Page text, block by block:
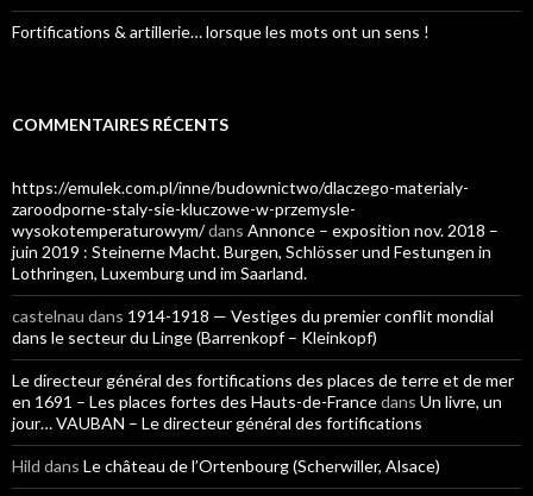
Fortifications & artillerie… lorsque les mots ont un sens !
COMMENTAIRES RÉCENTS
https://emulek.com.pl/inne/budownictwo/dlaczego-materialy-
zaroodporne-staly-sie-kluczowe-w-przemysle-
wysokotemperaturowym/dans Annonce – exposition nov. 2018 –
juin 2019 : Steinerne Macht. Burgen, Schlösser und Festungen in
Lothringen, Luxemburg und im Saarland.
castelnau dans 1914-1918 — Vestiges du premier conflit mondial
dans le secteur du Linge (Barrenkopf – Kleinkopf)
Le directeur général des fortifications des places de terre et de mer
en 1691 – Les places fortes des Hauts-de-Francedans Un livre, un
jour… VAUBAN – Le directeur général des fortifications
Hild dans Le château de l’Ortenbourg (Scherwiller, Alsace)